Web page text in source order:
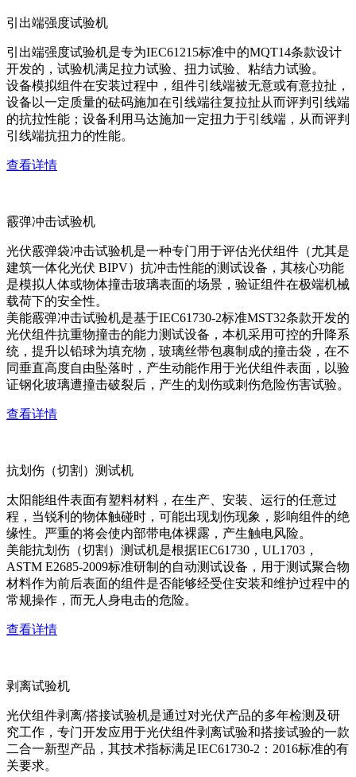
引出端强度试验机
引出端强度试验机是专为IEC61215标准中的MQT14条款设计
开发的，试验机满足拉力试验、扭力试验、粘结力试验。
设备模拟组件在安装过程中，组件引线端被无意或有意拉扯，
设备以一定质量的砝码施加在引线端往复拉扯从而评判引线端
的抗拉性能；设备利用马达施加一定扭力于引线端，从而评判
引线端抗扭力的性能。
查看详情
霰弹冲击试验机
光伏霰弹袋冲击试验机是一种专门用于评估光伏组件（尤其是
建筑一体化光伏 BIPV）抗冲击性能的测试设备，其核心功能
是模拟人体或物体撞击玻璃表面的场景，验证组件在极端机械
载荷下的安全性。
美能霰弹冲击试验机是基于IEC61730-2标准MST32条款开发的
光伏组件抗重物撞击的能力测试设备，本机采用可控的升降系
统，提升以铅球为填充物，玻璃丝带包裹制成的撞击袋，在不
同垂直高度自由坠落时，产生动能作用于光伏组件表面，以验
证钢化玻璃遭撞击破裂后，产生的划伤或刺伤危险伤害试验。
查看详情
抗划伤（切割）测试机
太阳能组件表面有塑料材料，在生产、安装、运行的任意过
程，当锐利的物体触碰时，可能出现划伤现象，影响组件的绝
缘性。严重的将会使内部带电体裸露，产生触电风险。
美能抗划伤（切割）测试机是根据IEC61730，UL1703，
ASTM E2685-2009标准研制的自动测试设备，用于测试聚合物
材料作为前后表面的组件是否能够经受住安装和维护过程中的
常规操作，而无人身电击的危险。
查看详情
剥离试验机
光伏组件剥离/搭接试验机是通过对光伏产品的多年检测及研
究工作，专门开发应用于光伏组件剥离试验和搭接试验的一款
二合一新型产品，其技术指标满足IEC61730-2：2016标准的有
关要求。